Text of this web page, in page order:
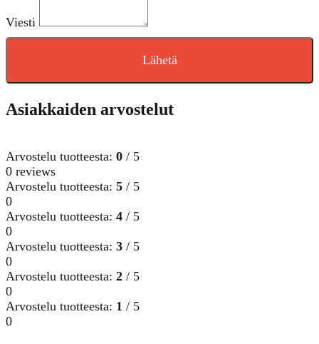
Viesti
Lähetä
Asiakkaiden arvostelut
Arvostelu tuotteesta: 0 / 5
0 reviews
Arvostelu tuotteesta: 5 / 5
0
Arvostelu tuotteesta: 4 / 5
0
Arvostelu tuotteesta: 3 / 5
0
Arvostelu tuotteesta: 2 / 5
0
Arvostelu tuotteesta: 1 / 5
0